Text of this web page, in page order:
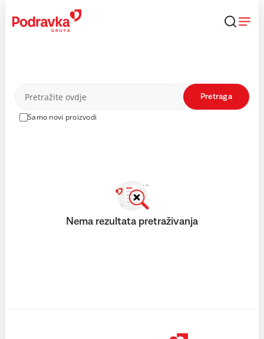
content
Proizvodi
Samo novi proizvodi
Pretraga
Nema rezultata pretraživanja